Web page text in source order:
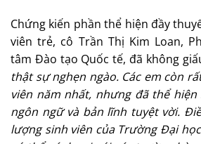
Chứng kiến phần thể hiện đầy
viên trẻ, cô Trần Thị Kim Loan,
tâm Đào tạo Quốc tế, đã không
thật sự nghẹn ngào. Các em còn
viên năm nhất, nhưng đã thể
ngôn ngữ và bản lĩnh tuyệt vời.
lượng sinh viên của Trường Đại